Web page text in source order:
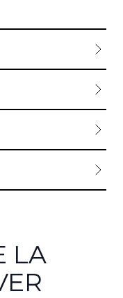
LA